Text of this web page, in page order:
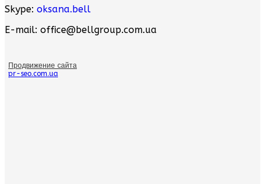
Skype: oksana.bell
E-mail: office@bellgroup.com.ua
Продвижение сайта
pr-seo.com.ua